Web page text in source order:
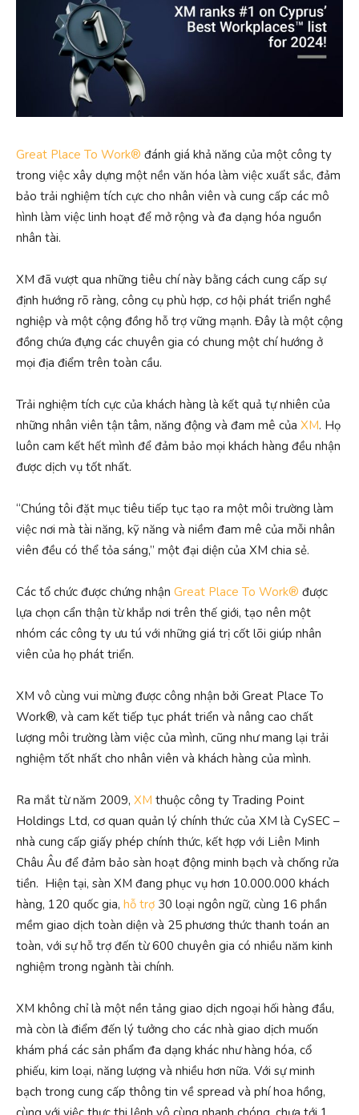
Great Place To Work® đánh giá khả năng của một công ty
trong việc xây dựng một nền văn hóa làm việc xuất sắc, đảm
bảo trải nghiệm tích cực cho nhân viên và cung cấp các mô
hình làm việc linh hoạt để mở rộng và đa dạng hóa nguồn
nhân tài.
XM đã vượt qua những tiêu chí này bằng cách cung cấp sự
định hướng rõ ràng, công cụ phù hợp, cơ hội phát triển nghề
nghiệp và một cộng đồng hỗ trợ vững mạnh. Đây là một cộng
đồng chứa đựng các chuyên gia có chung một chí hướng ở
mọi địa điểm trên toàn cầu.
Trải nghiệm tích cực của khách hàng là kết quả tự nhiên của
những nhân viên tận tâm, năng động và đam mê của XM. Họ
luôn cam kết hết mình để đảm bảo mọi khách hàng đều nhận
được dịch vụ tốt nhất.
“Chúng tôi đặt mục tiêu tiếp tục tạo ra một môi trường làm
việc nơi mà tài năng, kỹ năng và niềm đam mê của mỗi nhân
viên đều có thể tỏa sáng,” một đại diện của XM chia sẻ.
Các tổ chức được chứng nhận Great Place To Work® được
lựa chọn cẩn thận từ khắp nơi trên thế giới, tạo nên một
nhóm các công ty ưu tú với những giá trị cốt lõi giúp nhân
viên của họ phát triển.
XM vô cùng vui mừng được công nhận bởi Great Place To
Work®, và cam kết tiếp tục phát triển và nâng cao chất
lượng môi trường làm việc của mình, cũng như mang lại trải
nghiệm tốt nhất cho nhân viên và khách hàng của mình.
Ra mắt từ năm 2009, XM thuộc công ty Trading Point
Holdings Ltd, cơ quan quản lý chính thức của XM là CySEC –
nhà cung cấp giấy phép chính thức, kết hợp với Liên Minh
Châu Âu để đảm bảo sàn hoạt động minh bạch và chống rửa
tiền. Hiện tại, sàn XM đang phục vụ hơn 10.000.000 khách
hàng, 120 quốc gia, hỗ trợ 30 loại ngôn ngữ, cùng 16 phần
mềm giao dịch toàn diện và 25 phương thức thanh toán an
toàn, với sự hỗ trợ đến từ 600 chuyên gia có nhiều năm kinh
nghiệm trong ngành tài chính.
XM không chỉ là một nền tảng giao dịch ngoại hối hàng đầu,
mà còn là điểm đến lý tưởng cho các nhà giao dịch muốn
khám phá các sản phẩm đa dạng khác như hàng hóa, cổ
phiếu, kim loại, năng lượng và nhiều hơn nữa. Với sự minh
bạch trong cung cấp thông tin về spread và phí hoa hồng,